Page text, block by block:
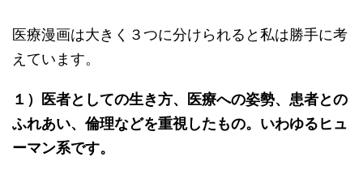
医療漫画は大きく３つに分けられると私は勝手に考
えています。
１）医者としての生き方、医療への姿勢、患者との
ふれあい、倫理などを重視したもの。いわゆるヒュ
ーマン系です。